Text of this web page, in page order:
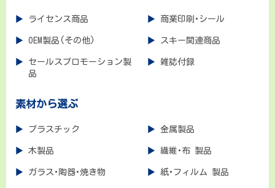
ー
シ
ョ
ライセンス商品 商業印刷･シール
OEM製品(その他) スキー関連商品
セールスプロモーション製
品
雑誌付録
素材から選ぶ
プラスチック 金属製品
木製品 繊維･布 製品
ガラス･陶器･焼き物 紙･フィルム 製品